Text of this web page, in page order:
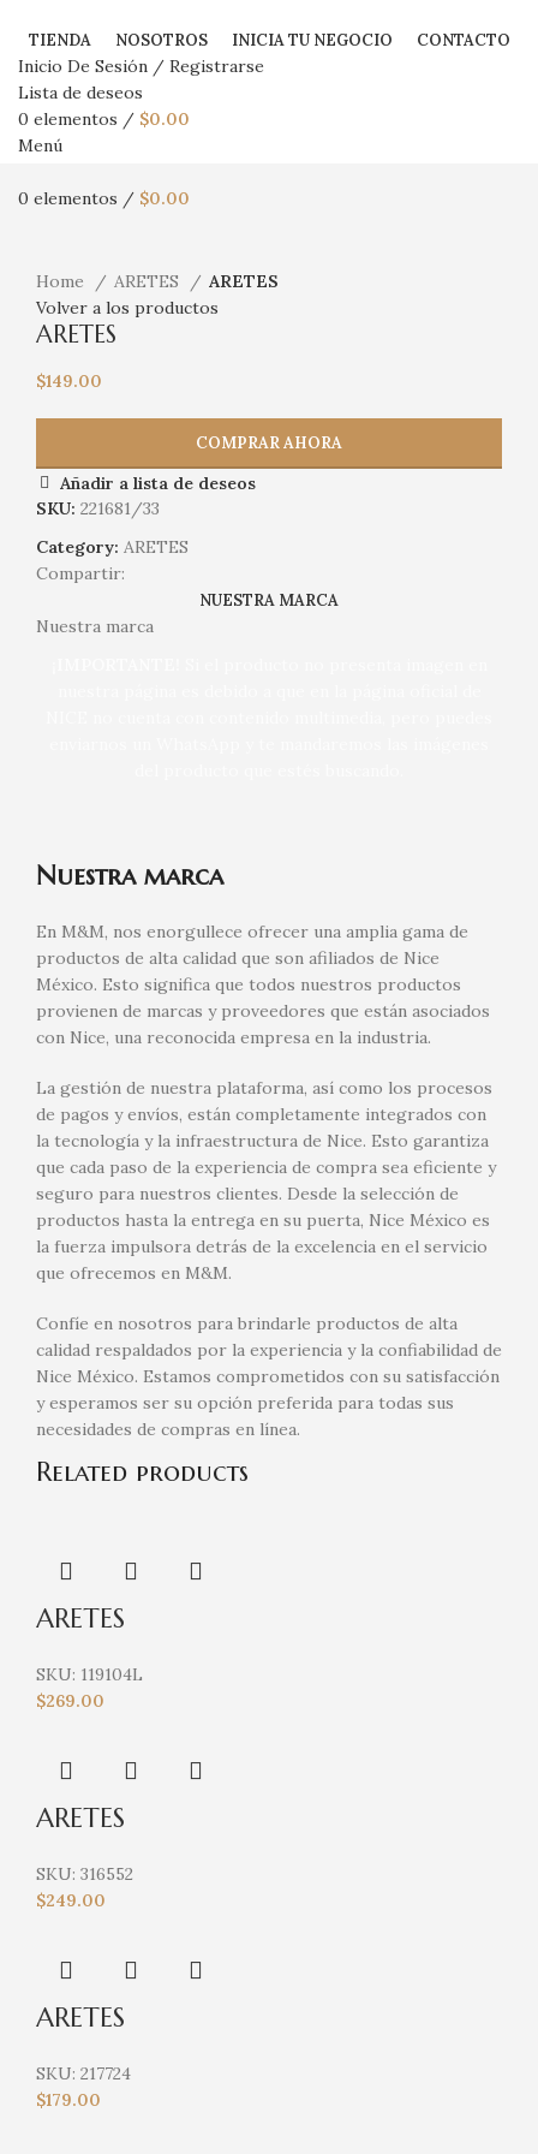
TIENDA NOSOTROS INICIA TU NEGOCIO CONTACTO
Inicio De Sesión / Registrarse
Lista de deseos
0 elementos / $0.00
Menú
0 elementos / $0.00
Home
ARETES
ARETES
Volver a los productos
ARETES
$149.00
COMPRAR AHORA
Añadir a lista de deseos
SKU: 221681/33
Category: ARETES
Compartir:
NUESTRA MARCA
Nuestra marca
Nuestra marca
En M&M, nos enorgullece ofrecer una amplia gama de
productos de alta calidad que son afiliados de Nice
México. Esto significa que todos nuestros productos
provienen de marcas y proveedores que están asociados
con Nice, una reconocida empresa en la industria.
La gestión de nuestra plataforma, así como los procesos
de pagos y envíos, están completamente integrados con
la tecnología y la infraestructura de Nice. Esto garantiza
que cada paso de la experiencia de compra sea eficiente y
seguro para nuestros clientes. Desde la selección de
productos hasta la entrega en su puerta, Nice México es
la fuerza impulsora detrás de la excelencia en el servicio
que ofrecemos en M&M.
Confíe en nosotros para brindarle productos de alta
calidad respaldados por la experiencia y la confiabilidad de
Nice México. Estamos comprometidos con su satisfacción
y esperamos ser su opción preferida para todas sus
necesidades de compras en línea.
Related products
ARETES
SKU: 119104L
$269.00
ARETES
SKU: 316552
$249.00
ARETES
SKU: 217724
$179.00